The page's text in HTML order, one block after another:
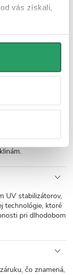
vás získali,
Tece ai.
sa čistí, nízka
UV stabilizátorov,
technológie, ktoré
pri dlhodobom
čo znamená,